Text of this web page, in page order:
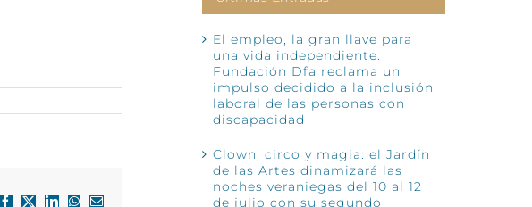
El empleo, la gran llave para
una vida independiente:
Fundación Dfa reclama un
impulso decidido a la inclusión
laboral de las personas con
discapacidad
Clown, circo y magia: el Jardín
de las Artes dinamizará las
noches veraniegas del 10 al 12
de julio con su segundo